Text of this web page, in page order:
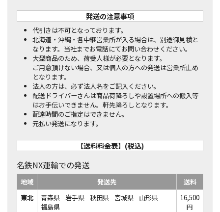
発送の注意事項
代引きは不可となっております。
北海道・沖縄・各中継営業所が入る場合は、別途御見積と
なります。当社までお電話にてお問い合わせください。
大型商品のため、荷受人様が必要となります。
ご用意頂けない場合、又は個人の方への発送は営業所止め
となります。
法人の方は、必ず法人名をご記入ください。
配送ドライバーさんは商品荷降ろしや設置場所への搬入等
はお手伝いできません。軒先降ろしとなります。
配達時間のご指定はできません。
元払い発送になります。
【送料料金表】(税込)
名鉄NX運輸での発送
地域 発送先
送料
東北
青森県 岩手県 秋田県 宮城県
山形県
福島県
16,500
円